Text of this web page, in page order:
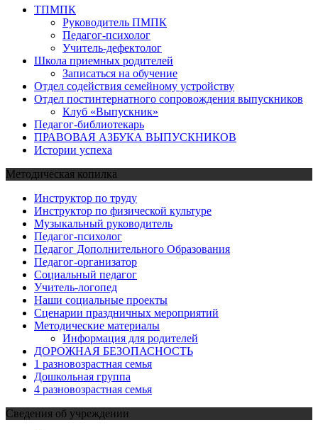
ТПМПК
Руководитель ПМПК
Педагог-психолог
Учитель-дефектолог
Школа приемных родителей
Записаться на обучение
Отдел содействия семейному устройству
Отдел постинтернатного сопровождения выпускников
Клуб «Выпускник»
Педагог-библиотекарь
ПРАВОВАЯ АЗБУКА ВЫПУСКНИКОВ
Истории успеха
Методическая копилка
Инструктор по труду
Инструктор по физической культуре
Музыкальный руководитель
Педагог-психолог
Педагог Дополнительного Образования
Педагог-организатор
Социальный педагог
Учитель-логопед
Наши социальные проекты
Сценарии праздничных мероприятий
Методические материалы
Информация для родителей
ДОРОЖНАЯ БЕЗОПАСНОСТЬ
1 разновозрастная семья
Дошкольная группа
4 разновозрастная семья
Сведения об учреждении